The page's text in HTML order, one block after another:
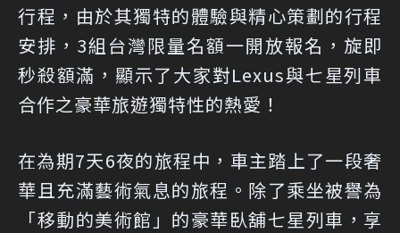
行程，由於其獨特的體驗與精心策劃的行程
安排，3組台灣限量名額一開放報名，旋即
秒殺額滿，顯示了大家對Lexus與七星列車
合作之豪華旅遊獨特性的熱愛！
在為期7天6夜的旅程中，車主踏上了一段奢
華且充滿藝術氣息的旅程。除了乘坐被譽為
「移動的美術館」的豪華臥舖七星列車，享